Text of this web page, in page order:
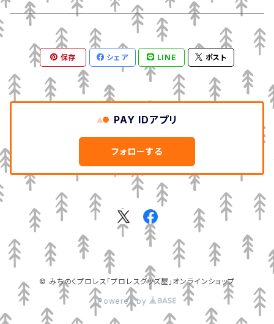
保存 シェア LINE ポスト
PAY IDアプリ
フォローする
© みちのくプロレス「プロレスグッズ屋」オンラインショップ
Powered by